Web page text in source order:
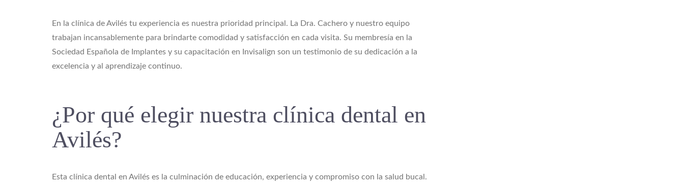
En la clínica de Avilés tu experiencia es nuestra prioridad principal. La Dra. Cachero y nuestro equipo
trabajan incansablemente para brindarte comodidad y satisfacción en cada visita. Su membresía en la
Sociedad Española de Implantes y su capacitación en Invisalign son un testimonio de su dedicación a la
excelencia y al aprendizaje continuo.
¿Por qué elegir nuestra clínica dental en
Avilés?
Esta clínica dental en Avilés es la culminación de educación, experiencia y compromiso con la salud bucal.